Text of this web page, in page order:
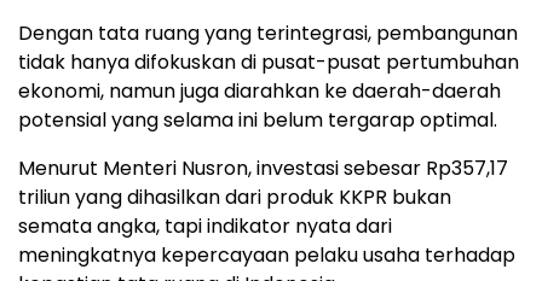
Dengan tata ruang yang terintegrasi, pembangunan
tidak hanya difokuskan di pusat-pusat pertumbuhan
ekonomi, namun juga diarahkan ke daerah-daerah
potensial yang selama ini belum tergarap optimal.
Menurut Menteri Nusron, investasi sebesar Rp357,17
triliun yang dihasilkan dari produk KKPR bukan
semata angka, tapi indikator nyata dari
meningkatnya kepercayaan pelaku usaha terhadap